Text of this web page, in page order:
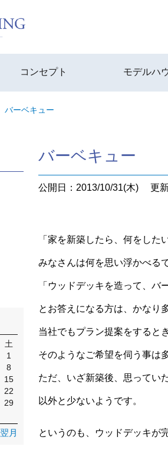
コンセプト モデルハ
バーベキュー
バーベキュー
公開日：2013/10/31(木) 更
「家を新築したら、何をした
みなさんは何を思い浮かべる
「ウッドデッキを造って、バ
とお答えになる方は、かなり
当社でもプラン提案をすると
そのようなご希望を伺う事は
ただ、いざ新築後、思ってい
以外と少ないようです。
というのも、ウッドデッキが
土
1
8
15
22
29
翌月